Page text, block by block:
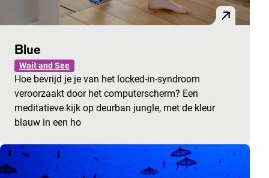
Blue
Wait and See
Hoe bevrijd je je van het locked-in-syndroom
veroorzaakt door het computerscherm? Een
meditatieve kijk op deurban jungle, met de kleur
blauw in een ho